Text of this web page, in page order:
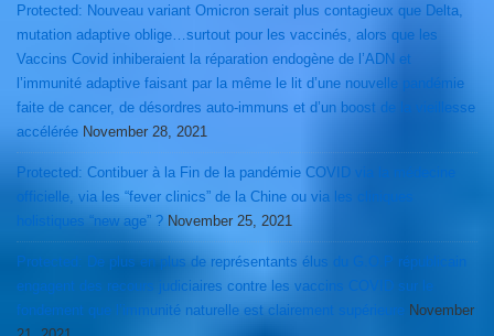
Protected: Nouveau variant Omicron serait plus contagieux que Delta,
mutation adaptive oblige…surtout pour les vaccinés, alors que les
Vaccins Covid inhiberaient la réparation endogène de l’ADN et
l’immunité adaptive faisant par la même le lit d’une nouvelle pandémie
faite de cancer, de désordres auto-immuns et d’un boost de la vieillesse
accélérée November 28, 2021
Protected: Contibuer à la Fin de la pandémie COVID via la médecine
officielle, via les “fever clinics” de la Chine ou via les cliniques
holistiques “new age” ? November 25, 2021
Protected: De plus en plus de représentants élus du G.O.P républicain
engagent des recours judiciaires contre les vaccins COVID sur le
fondement que l’immunité naturelle est clairement supérieure November